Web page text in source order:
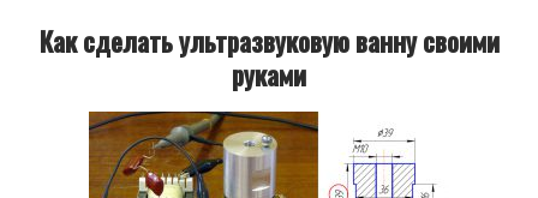
Как сделать ультразвуковую ванну своими
руками